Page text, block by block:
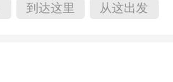
到达这里 从这出发